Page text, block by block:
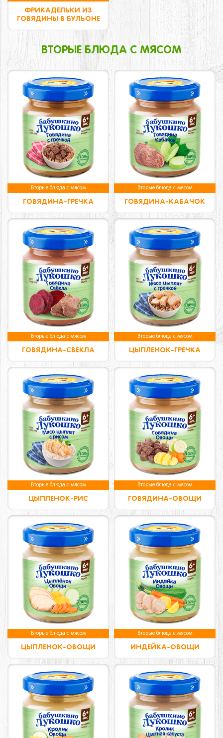
ФРИКАДЕЛЬКИ ИЗ
ГОВЯДИНЫ В БУЛЬОНЕ
ВТОРЫЕ БЛЮДА С МЯСОМ
Вторые блюда с мясом
ГОВЯДИНА-ГРЕЧКА
Вторые блюда с мясом
ГОВЯДИНА-КАБАЧОК
Вторые блюда с мясом
ГОВЯДИНА-СВЕКЛА
Вторые блюда с мясом
ЦЫПЛЕНОК-ГРЕЧКА
Вторые блюда с мясом
ЦЫПЛЕНОК-РИС
Вторые блюда с мясом
ГОВЯДИНА-ОВОЩИ
Вторые блюда с мясом
ЦЫПЛЕНОК-ОВОЩИ
Вторые блюда с мясом
ИНДЕЙКА-ОВОЩИ